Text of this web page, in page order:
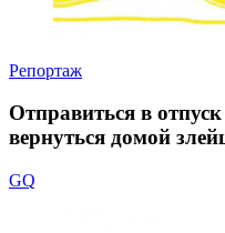
Репортаж
Отправиться в
вернуться домой
GQ